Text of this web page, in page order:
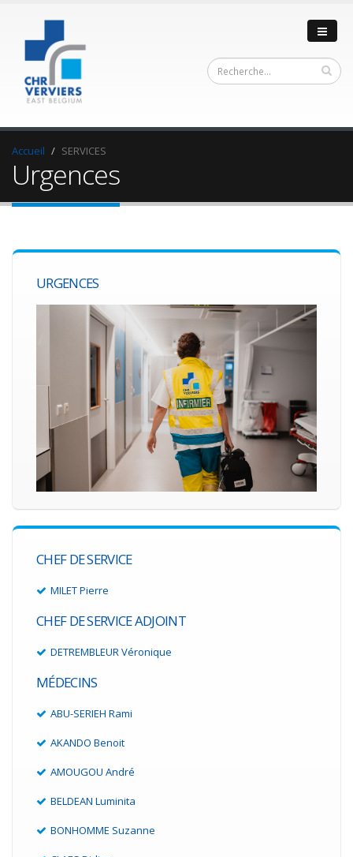
Accueil SERVICES
Urgences
URGENCES
CHEF DE SERVICE
MILET Pierre
CHEF DE SERVICE ADJOINT
DETREMBLEUR Véronique
MÉDECINS
ABU-SERIEH Rami
AKANDO Benoit
AMOUGOU André
BELDEAN Luminita
BONHOMME Suzanne